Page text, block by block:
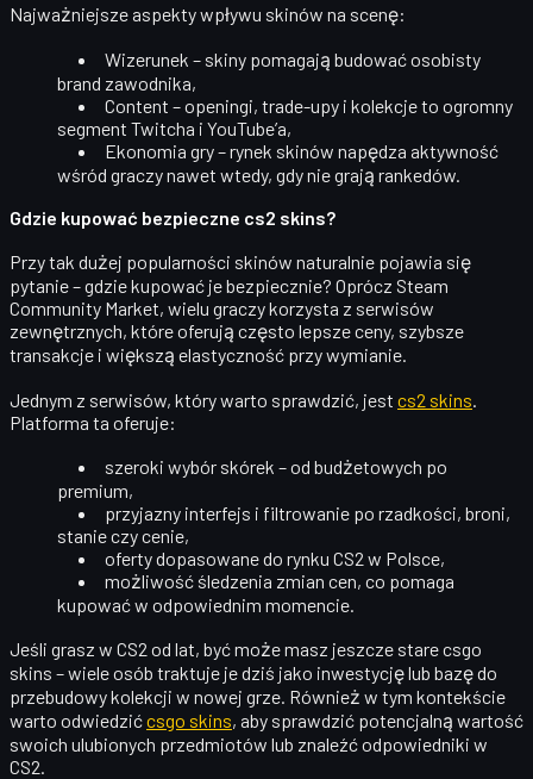
Najważniejsze aspekty wpływu skinów na scenę:
Wizerunek – skiny pomagają budować osobisty
brand zawodnika,
Content – openingi, trade-upy i kolekcje to ogromny
segment Twitcha i YouTube’a,
Ekonomia gry– rynek skinów napędza aktywność
wśród graczy nawet wtedy, gdy nie grają rankedów.
Gdzie kupować bezpieczne cs2 skins?
Przy tak dużej popularności skinów naturalnie pojawia się
pytanie –gdzie kupować je bezpiecznie? Oprócz Steam
Community Market, wielu graczy korzysta z serwisów
zewnętrznych, które oferują często lepsze ceny, szybsze
transakcje i większą elastyczność przy wymianie.
Jednym z serwisów, który warto sprawdzić, jest cs2 skins.
Platforma ta oferuje:
szeroki wybór skórek – od budżetowych po
premium,
przyjazny interfejs i filtrowanie po rzadkości, broni,
stanie czy cenie,
oferty dopasowane do rynku CS2 w Polsce,
możliwość śledzenia zmian cen, co pomaga
kupować w odpowiednim momencie.
Jeśli grasz w CS2 od lat, być może masz jeszcze starecsgo
skins – wiele osób traktuje je dziś jako inwestycję lub bazę do
przebudowy kolekcji w nowej grze. Również w tym kontekście
warto odwiedzićcsgo skins, aby sprawdzić potencjalną wartość
swoich ulubionych przedmiotów lub znaleźć odpowiedniki w
CS2.